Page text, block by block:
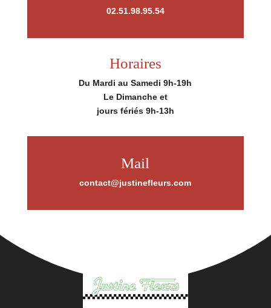
02.51.98.95.54
Horaires
Du Mardi au Samedi 9h-19h
Le Dimanche et
jours fériés 9h-13h
Mail
contact@justinefleurs.com